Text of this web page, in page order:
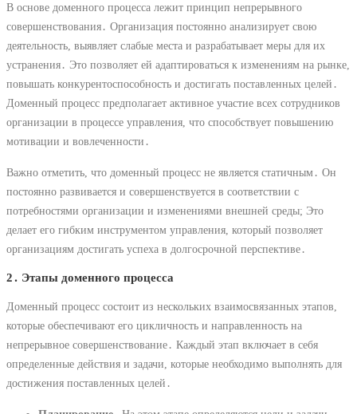
В основе доменного процесса лежит принцип непрерывного
совершенствования․ Организация постоянно анализирует свою
деятельность, выявляет слабые места и разрабатывает меры для их
устранения․ Это позволяет ей адаптироваться к изменениям на рынке,
повышать конкурентоспособность и достигать поставленных целей․
Доменный процесс предполагает активное участие всех сотрудников
организации в процессе управления, что способствует повышению
мотивации и вовлеченности․
Важно отметить, что доменный процесс не является статичным․ Он
постоянно развивается и совершенствуется в соответствии с
потребностями организации и изменениями внешней среды; Это
делает его гибким инструментом управления, который позволяет
организациям достигать успеха в долгосрочной перспективе․
2․ Этапы доменного процесса
Доменный процесс состоит из нескольких взаимосвязанных этапов,
которые обеспечивают его цикличность и направленность на
непрерывное совершенствование․ Каждый этап включает в себя
определенные действия и задачи, которые необходимо выполнять для
достижения поставленных целей․